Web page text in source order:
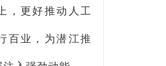
，更好推动人工
百业，为潜江推